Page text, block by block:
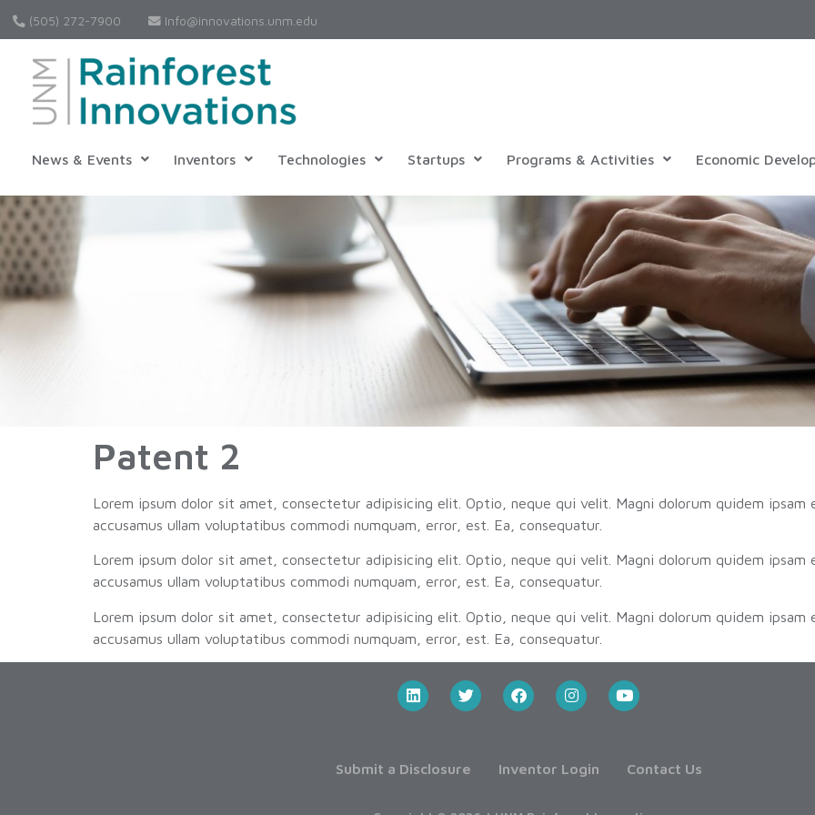
(505) 272-7900 Info@innovations.unm.edu
News & Events Inventors Technologies Startups Programs & Activities Economic
Patent 2
Lorem ipsum dolor sit amet, consectetur adipisicing elit. Optio, neque qui velit. Magni dolorum quidem
accusamus ullam voluptatibus commodi numquam, error, est. Ea, consequatur.
Lorem ipsum dolor sit amet, consectetur adipisicing elit. Optio, neque qui velit. Magni dolorum quidem
accusamus ullam voluptatibus commodi numquam, error, est. Ea, consequatur.
Lorem ipsum dolor sit amet, consectetur adipisicing elit. Optio, neque qui velit. Magni dolorum quidem
accusamus ullam voluptatibus commodi numquam, error, est. Ea, consequatur.
Submit a Disclosure Inventor Login Contact Us